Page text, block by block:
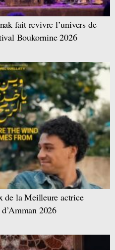
fait revivre l’univers de
Boukornine 2026
de la Meilleure actrice
2026